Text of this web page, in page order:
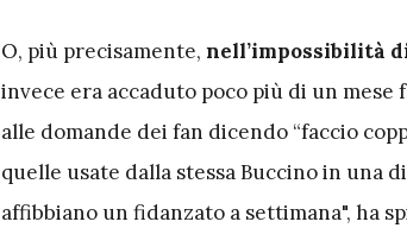
O, più precisamente, nell’impossibilità
invece era accaduto poco più di un mese
alle domande dei fan dicendo “faccio
quelle usate dalla stessa Buccino in una
affibbiano un fidanzato a settimana", ha